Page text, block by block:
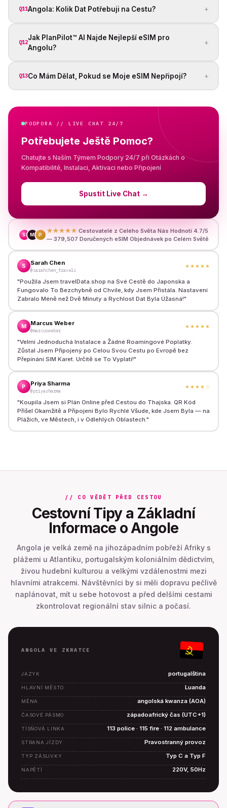
Q11Angola: Kolik Dat Potřebuji na Cestu? +
Q12
Jak PlanPilot™ AI Najde Nejlepší eSIM pro
Angolu?
+
Q13Co Mám Dělat, Pokud se Moje eSIM Nepřipojí? +
PODPORA // LIVE CHAT 24/7
Potřebujete Ještě Pomoc?
Chatujte s Naším Týmem Podpory 24/7 při Otázkách o
Kompatibilitě, Instalaci, Aktivaci nebo Připojení
Spustit Live Chat→
S M P
★★★★★ Cestovatelé z Celého Světa Nás Hodnotí 4.7/5
— 379,507 Doručených eSIM Objednávek po Celém Světě
S Sarah Chen
@sarahchen_travels
★★★★★
"Použila Jsem travelData.shop na Své Cestě do Japonska a
Fungovalo To Bezchybně od Chvíle, kdy Jsem Přistála. Nastavení
Zabralo Méně než Dvě Minuty a Rychlost Dat Byla Úžasná!"
M Marcus Weber
@marcusweber
★★★★★
"Velmi Jednoduchá Instalace a Žádné Roamingové Poplatky.
Zůstal Jsem Připojený po Celou Svou Cestu po Evropě bez
Přepínání SIM Karet. Určitě se To Vyplatí!"
P Priya Sharma
@priyasharma
★★★★ ☆
"Koupila Jsem si Plán Online před Cestou do Thajska. QR Kód
Přišel Okamžitě a Připojení Bylo Rychlé Všude, kde Jsem Byla — na
Plážích, ve Městech, i v Odlehlých Oblastech. "
// CO VĚDĚT PŘED CESTOU
Cestovní Tipy a Základní
Informace o Angole
Angola je velká země na jihozápadním pobřeží Afriky s
plážemi u Atlantiku, portugalským koloniálním dědictvím,
živou hudební kulturou a velkými vzdálenostmi mezi
hlavními atrakcemi. Návštěvníci by si měli dopravu pečlivě
naplánovat, mít u sebe hotovost a před delšími cestami
zkontrolovat regionální stav silnic a počasí.
ANGOLA VE ZKRATCE
JAZYK portugalština
HLAVNÍ MĚSTO Luanda
MĚNA angolská kwanza (AOA)
ČASOVÉ PÁSMO západoafrický čas (UTC+1)
TÍSŇOVÁ LINKA 113 police · 115 fire · 112 ambulance
STRANA JÍZDY Pravostranný provoz
TYP ZÁSUVKY Typ C a Typ F
NAPĚTÍ 220V, 50Hz